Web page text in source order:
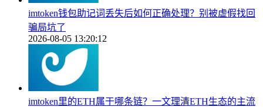
imtoken钱包助记词丢失后如何正确处理？别被虚假找回
骗局坑了
2026-08-05 13:20:12
imtoken里的ETH属于哪条链？一文理清ETH生态的主流